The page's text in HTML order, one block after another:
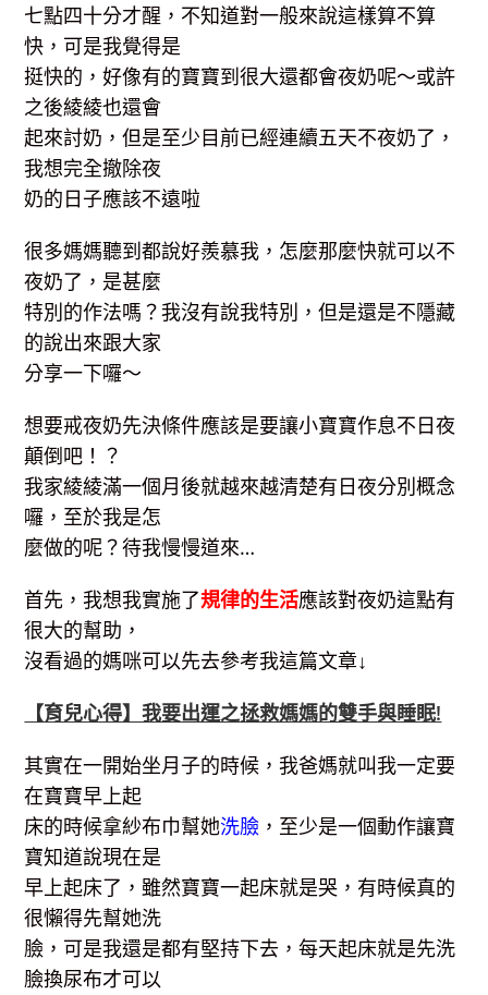
七點四十分才醒，不知道對一般來說這樣算不算
快，可是我覺得是
挺快的，好像有的寶寶到很大還都會夜奶呢～或許
之後綾綾也還會
起來討奶，但是至少目前已經連續五天不夜奶了，
我想完全撤除夜
奶的日子應該不遠啦
很多媽媽聽到都說好羨慕我，怎麼那麼快就可以不
夜奶了，是甚麼
特別的作法嗎？我沒有說我特別，但是還是不隱藏
的說出來跟大家
分享一下囉～
想要戒夜奶先決條件應該是要讓小寶寶作息不日夜
顛倒吧！？
我家綾綾滿一個月後就越來越清楚有日夜分別概念
囉，至於我是怎
麼做的呢？待我慢慢道來…
首先，我想我實施了規律的生活應該對夜奶這點有
很大的幫助，
沒看過的媽咪可以先去參考我這篇文章↓
【育兒心得】我要出運之拯救媽媽的雙手與睡眠!
其實在一開始坐月子的時候，我爸媽就叫我一定要
在寶寶早上起
床的時候拿紗布巾幫她洗臉 ，至少是一個動作讓寶
寶知道說現在是
早上起床了，雖然寶寶一起床就是哭，有時候真的
很懶得先幫她洗
臉，可是我還是都有堅持下去，每天起床就是先洗
臉換尿布才可以